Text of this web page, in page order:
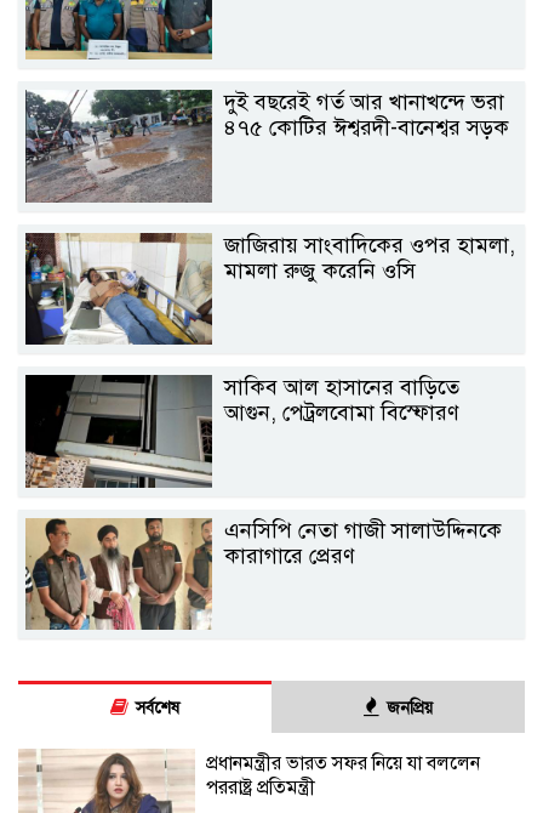
দুই বছরেই গর্ত আর খানাখন্দে ভরা
৪৭৫ কোটির ঈশ্বরদী-বানেশ্বর সড়ক
জাজিরায় সাংবাদিকের ওপর হামলা,
মামলা রুজু করেনি ওসি
সাকিব আল হাসানের বাড়িতে
আগুন, পেট্রলবোমা বিস্ফোরণ
এনসিপি নেতা গাজী সালাউদ্দিনকে
কারাগারে প্রেরণ
সর্বশেষ জনপ্রিয়
প্রধানমন্ত্রীর ভারত সফর নিয়ে যা বললেন
পররাষ্ট্র প্রতিমন্ত্রী